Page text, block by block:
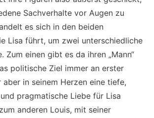
Sachverhalte vor Augen zu
es sich in den beiden
Lisa führt, um zwei unterschiedliche
Zum einen gibt es da ihren „Mann“
politische Ziel immer an erster
aber in seinem Herzen eine tiefe,
pragmatische Liebe für Lisa
anderen Louis, mit seiner